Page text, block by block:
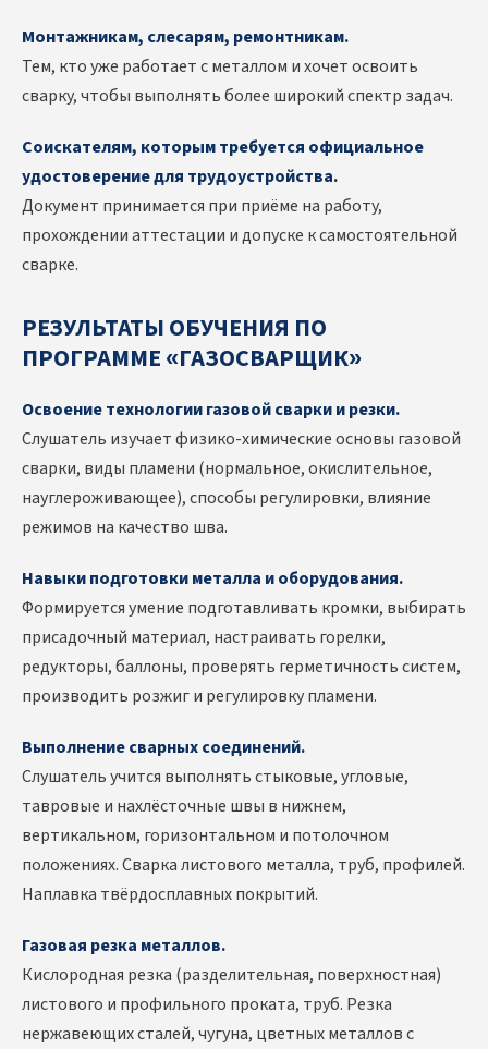
Монтажникам, слесарям, ремонтникам.
Тем, кто уже работает с металлом и хочет освоить
сварку, чтобы выполнять более широкий спектр задач.
Соискателям, которым требуется официальное
удостоверение для трудоустройства.
Документ принимается при приёме на работу,
прохождении аттестации и допуске к самостоятельной
сварке.
РЕЗУЛЬТАТЫ ОБУЧЕНИЯ ПО
ПРОГРАММЕ «ГАЗОСВАРЩИК»
Освоение технологии газовой сварки и резки.
Слушатель изучает физико-химические основы газовой
сварки, виды пламени (нормальное, окислительное,
науглероживающее), способы регулировки, влияние
режимов на качество шва.
Навыки подготовки металла и оборудования.
Формируется умение подготавливать кромки, выбирать
присадочный материал, настраивать горелки,
редукторы, баллоны, проверять герметичность систем,
производить розжиг и регулировку пламени.
Выполнение сварных соединений.
Слушатель учится выполнять стыковые, угловые,
тавровые и нахлёсточные швы в нижнем,
вертикальном, горизонтальном и потолочном
положениях. Сварка листового металла, труб, профилей.
Наплавка твёрдосплавных покрытий.
Газовая резка металлов.
Кислородная резка (разделительная, поверхностная)
листового и профильного проката, труб. Резка
нержавеющих сталей, чугуна, цветных металлов с